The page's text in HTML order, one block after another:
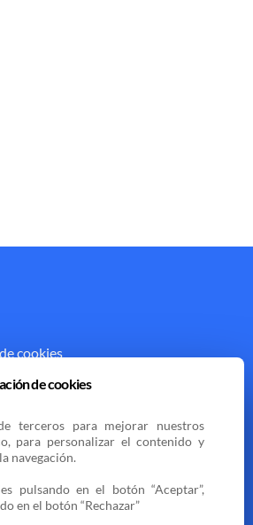
cookies
de cookies
terceros para mejorar nuestros
para personalizar el contenido y
navegación.
pulsando en el botón “Aceptar”,
en el botón “Rechazar”